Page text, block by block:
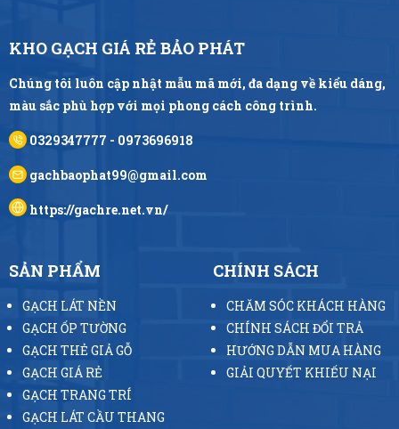
KHO GẠCH GIÁ RẺ BẢO PHÁT
Chúng tôi luôn cập nhật mẫu mã mới, đa dạng về kiểu dáng,
màu sắc phù hợp với mọi phong cách công trình.
0329347777 - 0973696918
gachbaophat99@gmail.com
https://gachre.net.vn/
SẢN PHẨM
GẠCH LÁT NỀN
GẠCH ỐP TƯỜNG
GẠCH THẺ GIẢ GỖ
GẠCH GIÁ RẺ
GẠCH TRANG TRÍ
GẠCH LÁT CẦU THANG
CHÍNH SÁCH
CHĂM SÓC KHÁCH HÀNG
CHÍNH SÁCH ĐỔI TRẢ
HƯỚNG DẪN MUA HÀNG
GIẢI QUYẾT KHIẾU NẠI